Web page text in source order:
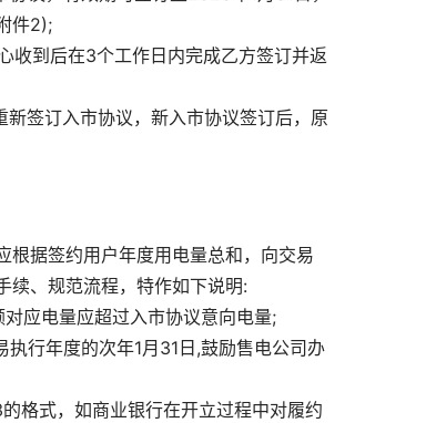
件2);
收到后在3个工作日内完成乙方签订并返
签订入市协议，新入市协议签订后，原
根据签约用户年度用电量总和，向交易
续、规范流程，特作如下说明:
应电量应超过入市协议意向电量;
行年度的次年1月31日,鼓励售电公司办
格式，如商业银行在开立过程中对履约